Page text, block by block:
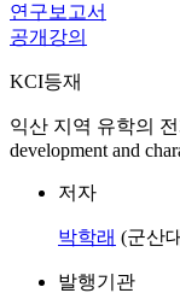
연구보고서
공개강의
KCI등재
익산 지역 유학의
development and
저자
박학래 (군산
발행기관